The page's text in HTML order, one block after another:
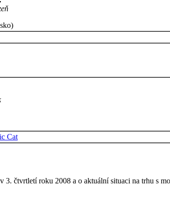
čtvrtletí roku 2008 a o aktuální situaci na trhu s